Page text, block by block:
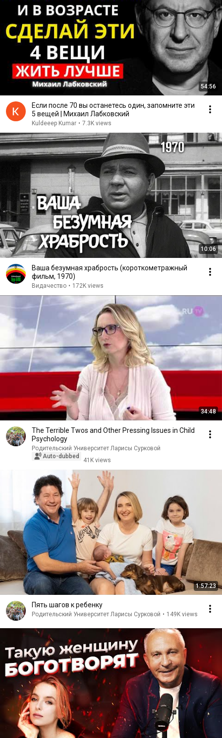
54:56
Если после 70 вы останетесь один, запомните эти
5 вещей | Михаил Лабковский
Kuldeeep Kumar • 7.3K views
10:06
Ваша безумная храбрость (короткометражный
фильм, 1970)
Видачество • 172K views
34:48
The Terrible Twos and Other Pressing Issues in Child
Psychology
Родительский Университет Ларисы Сурковой
Auto-dubbed
41K views
1:57:23
Пять шагов к ребенку
Родительский Университет Ларисы Сурковой • 149K views